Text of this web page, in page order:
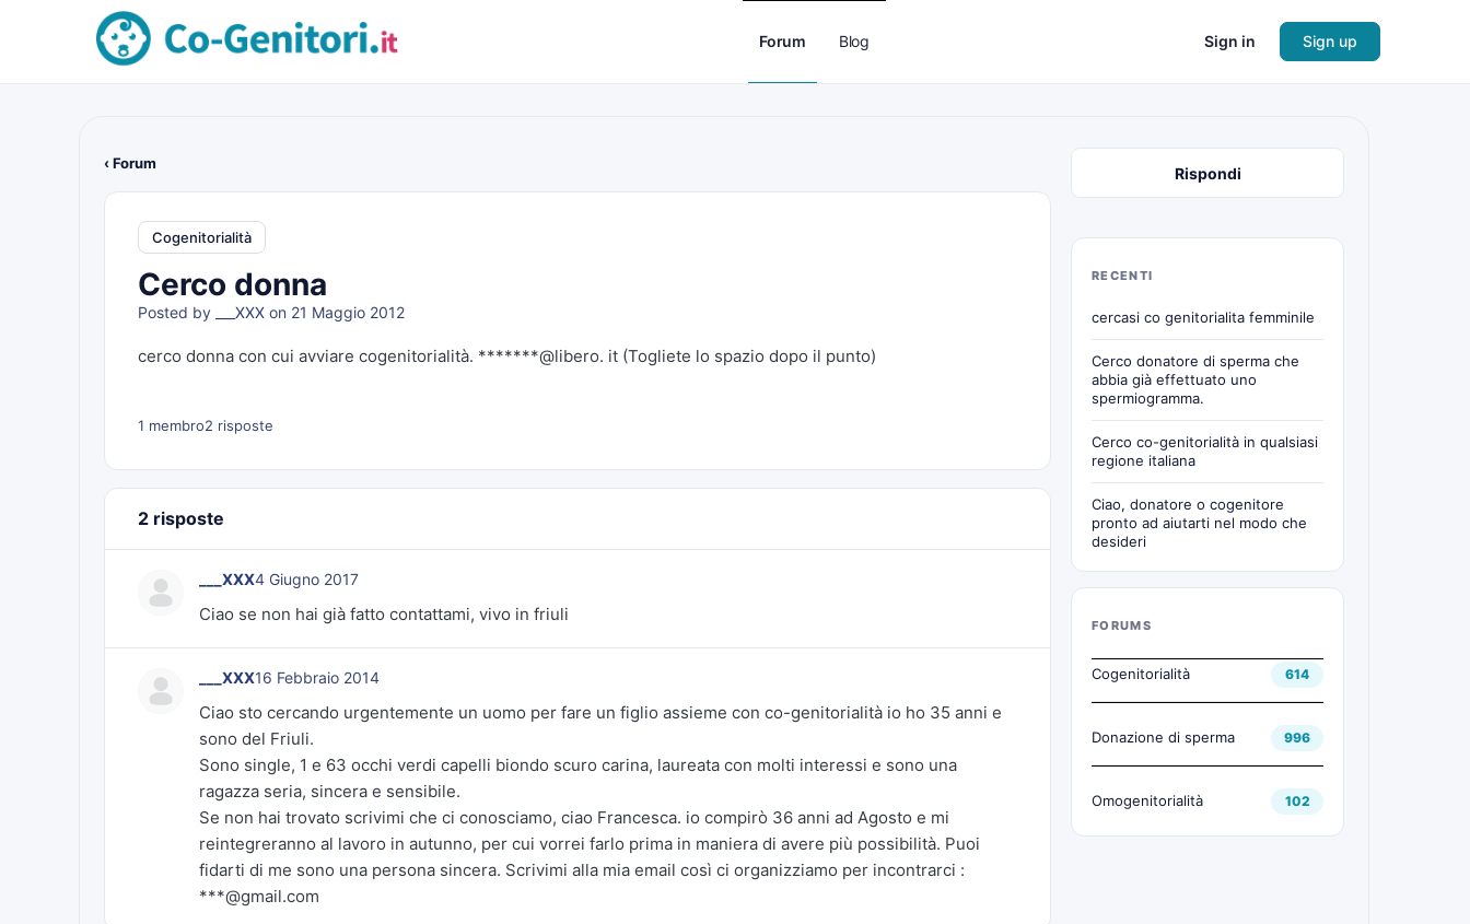
Forum Blog Sign in Sign up
‹ Forum
Cogenitorialità
Cerco donna
Posted by ___XXX on 21 Maggio 2012
cerco donna con cui avviare cogenitorialità. *******@libero. it (Togliete lo spazio dopo il punto)
1 membro2 risposte
2 risposte
___XXX4 Giugno 2017
Ciao se non hai già fatto contattami, vivo in friuli
___XXX16 Febbraio 2014
Ciao sto cercando urgentemente un uomo per fare un figlio assieme con co-genitorialità io ho 35 anni e
sono del Friuli.
Sono single, 1 e 63 occhi verdi capelli biondo scuro carina, laureata con molti interessi e sono una
ragazza seria, sincera e sensibile.
Se non hai trovato scrivimi che ci conosciamo, ciao Francesca. io compirò 36 anni ad Agosto e mi
reintegreranno al lavoro in autunno, per cui vorrei farlo prima in maniera di avere più possibilità. Puoi
fidarti di me sono una persona sincera. Scrivimi alla mia email così ci organizziamo per incontrarci :
***@gmail.com
Rispondi
RECENTI
cercasi co genitorialita femminile
Cerco donatore di sperma che
abbia già effettuato uno
spermiogramma.
Cerco co-genitorialità in qualsiasi
regione italiana
Ciao, donatore o cogenitore
pronto ad aiutarti nel modo che
desideri
FORUMS
Cogenitorialità 614
Donazione di sperma 996
Omogenitorialità 102